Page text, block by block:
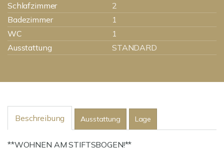
Schlafzimmer
2
Badezimmer
1
WC
1
Ausstattung
STANDARD
Beschreibung Ausstattung Lage
**WOHNEN AM STIFTSBOGEN!**